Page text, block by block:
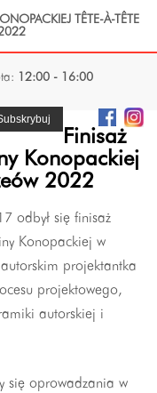
12:00 - 16:00
Finisaż
Konopackiej
2022
odbył się finisaż
Konopackiej w
projektantka
projektowego,
autorskiej i
się oprowadzania w
TÊTE-À-TÊTE